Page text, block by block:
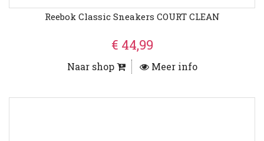
Reebok Classic Sneakers COURT CLEAN
€ 44,99
Naar shop Meer info